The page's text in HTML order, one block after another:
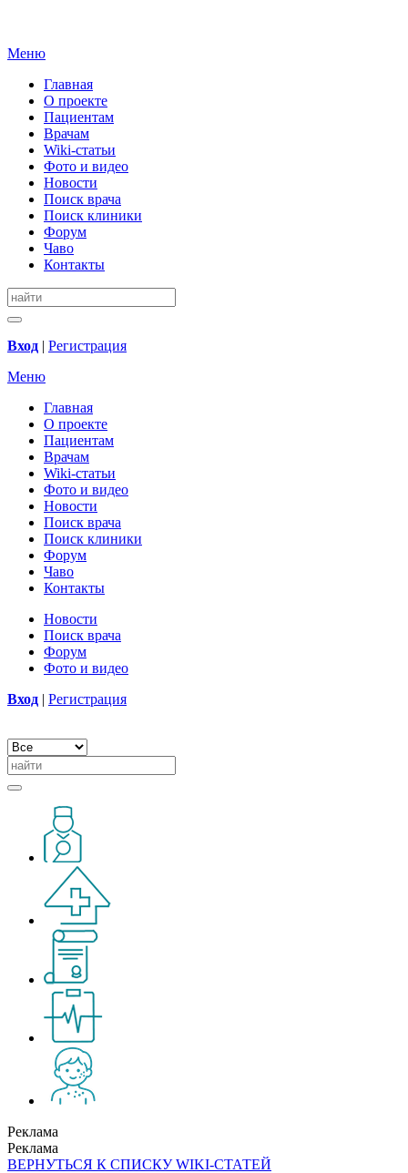
Меню
Главная
О проекте
Пациентам
Врачам
Wiki-статьи
Фото и видео
Новости
Поиск врача
Поиск клиники
Форум
Чаво
Контакты
Вход | Регистрация
Меню
Главная
О проекте
Пациентам
Врачам
Wiki-статьи
Фото и видео
Новости
Поиск врача
Поиск клиники
Форум
Чаво
Контакты
Новости
Поиск врача
Форум
Фото и видео
Вход | Регистрация
Реклама
Реклама
ВЕРНУТЬСЯ К СПИСКУ WIKI-СТАТЕЙ